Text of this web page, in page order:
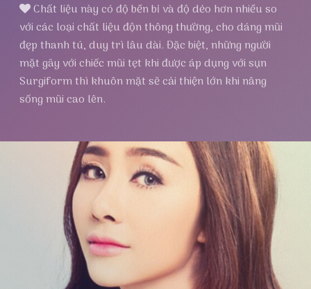
Chất liệu này có độ bền bỉ và độ dẻo hơn nhiều so
với các loại chất liệu độn thông thường, cho dáng mũi
đẹp thanh tú, duy trì lâu dài. Đặc biệt, những người
mặt gãy với chiếc mũi tẹt khi được áp dụng với sụn
Surgiform thì khuôn mặt sẽ cải thiện lớn khi nâng
sống mũi cao lên.